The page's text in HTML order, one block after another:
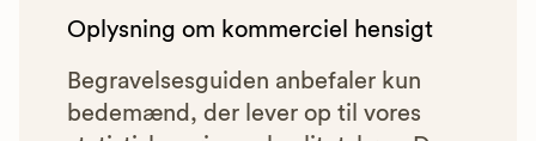
Oplysning om kommerciel hensigt
Begravelsesguiden anbefaler kun
bedemænd, der lever op til vores